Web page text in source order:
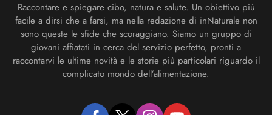
Raccontare e spiegare cibo, natura e salute. Un obiettivo più
facile a dirsi che a farsi, ma nella redazione di inNaturale non
sono queste le sfide che scoraggiano. Siamo un gruppo di
giovani affiatati in cerca del servizio perfetto, pronti a
raccontarvi le ultime novità e le storie più particolari riguardo il
complicato mondo dell’alimentazione.